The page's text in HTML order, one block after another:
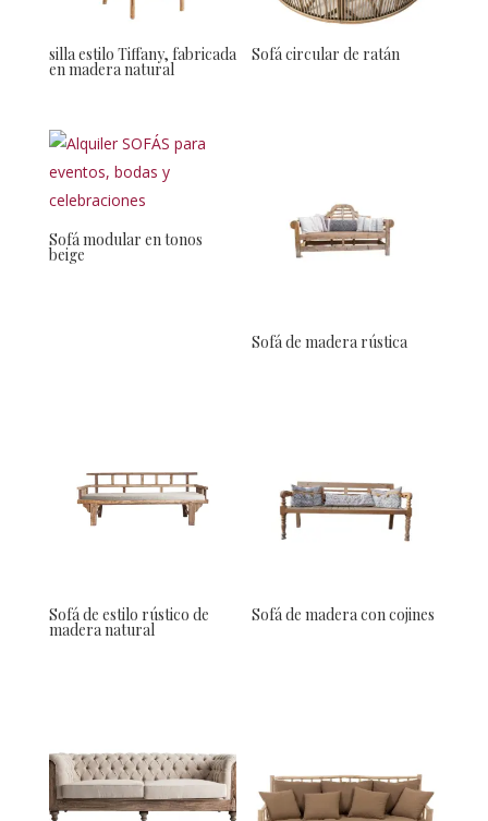
silla estilo Tiffany, fabricada
en madera natural
Sofá circular de ratán
Sofá modular en tonos
beige
Sofá de madera rústica
Sofá de estilo rústico de
madera natural
Sofá de madera con cojines